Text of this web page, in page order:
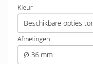
Kleur
Beschikbare opties
Afmetingen
Ø 36 mm